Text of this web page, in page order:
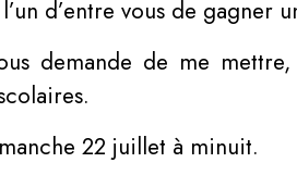
d’entre vous de gagner
demande de me
22 juillet à minuit.